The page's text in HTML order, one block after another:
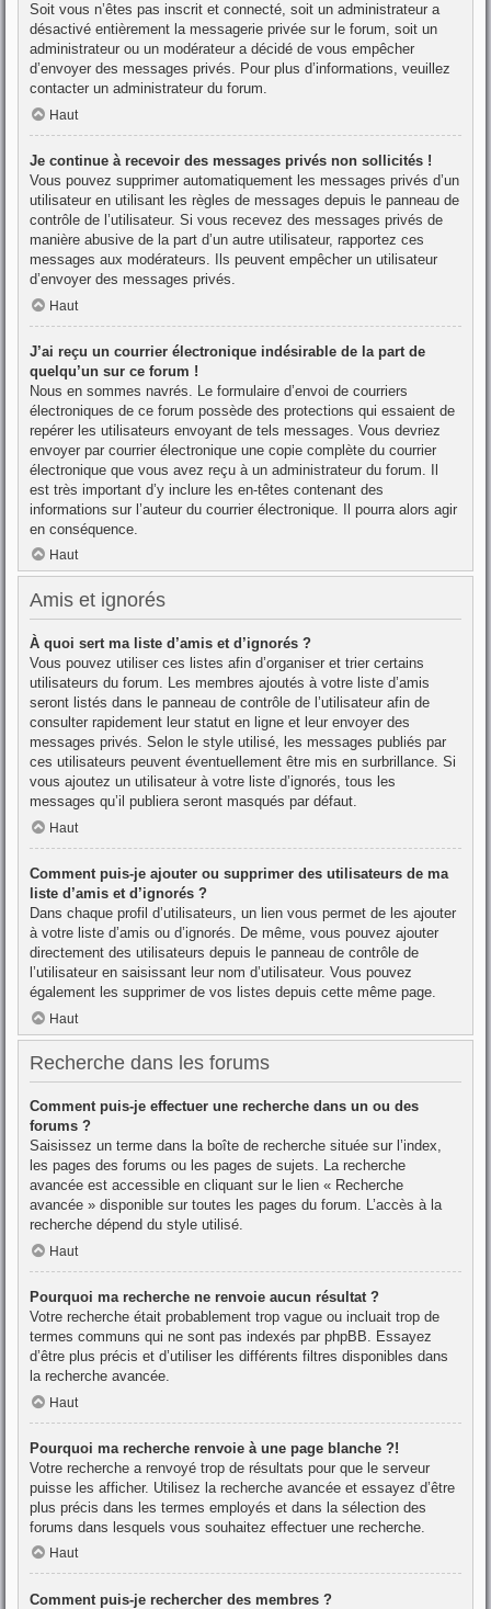
Soit vous n’êtes pas inscrit et connecté, soit un administrateur a
désactivé entièrement la messagerie privée sur le forum, soit un
administrateur ou un modérateur a décidé de vous empêcher
d’envoyer des messages privés. Pour plus d’informations, veuillez
contacter un administrateur du forum.
Haut
Je continue à recevoir des messages privés non sollicités !
Vous pouvez supprimer automatiquement les messages privés d’un
utilisateur en utilisant les règles de messages depuis le panneau de
contrôle de l’utilisateur. Si vous recevez des messages privés de
manière abusive de la part d’un autre utilisateur, rapportez ces
messages aux modérateurs. Ils peuvent empêcher un utilisateur
d’envoyer des messages privés.
Haut
J’ai reçu un courrier électronique indésirable de la part de
quelqu’un sur ce forum !
Nous en sommes navrés. Le formulaire d’envoi de courriers
électroniques de ce forum possède des protections qui essaient de
repérer les utilisateurs envoyant de tels messages. Vous devriez
envoyer par courrier électronique une copie complète du courrier
électronique que vous avez reçu à un administrateur du forum. Il
est très important d’y inclure les en-têtes contenant des
informations sur l’auteur du courrier électronique. Il pourra alors agir
en conséquence.
Haut
Amis et ignorés
À quoi sert ma liste d’amis et d’ignorés ?
Vous pouvez utiliser ces listes afin d’organiser et trier certains
utilisateurs du forum. Les membres ajoutés à votre liste d’amis
seront listés dans le panneau de contrôle de l’utilisateur afin de
consulter rapidement leur statut en ligne et leur envoyer des
messages privés. Selon le style utilisé, les messages publiés par
ces utilisateurs peuvent éventuellement être mis en surbrillance. Si
vous ajoutez un utilisateur à votre liste d’ignorés, tous les
messages qu’il publiera seront masqués par défaut.
Haut
Comment puis-je ajouter ou supprimer des utilisateurs de ma
liste d’amis et d’ignorés ?
Dans chaque profil d’utilisateurs, un lien vous permet de les ajouter
à votre liste d’amis ou d’ignorés. De même, vous pouvez ajouter
directement des utilisateurs depuis le panneau de contrôle de
l’utilisateur en saisissant leur nom d’utilisateur. Vous pouvez
également les supprimer de vos listes depuis cette même page.
Haut
Recherche dans les forums
Comment puis-je effectuer une recherche dans un ou des
forums ?
Saisissez un terme dans la boîte de recherche située sur l’index,
les pages des forums ou les pages de sujets. La recherche
avancée est accessible en cliquant sur le lien « Recherche
avancée » disponible sur toutes les pages du forum. L’accès à la
recherche dépend du style utilisé.
Haut
Pourquoi ma recherche ne renvoie aucun résultat ?
Votre recherche était probablement trop vague ou incluait trop de
termes communs qui ne sont pas indexés par phpBB. Essayez
d’être plus précis et d’utiliser les différents filtres disponibles dans
la recherche avancée.
Haut
Pourquoi ma recherche renvoie à une page blanche ?!
Votre recherche a renvoyé trop de résultats pour que le serveur
puisse les afficher. Utilisez la recherche avancée et essayez d’être
plus précis dans les termes employés et dans la sélection des
forums dans lesquels vous souhaitez effectuer une recherche.
Haut
Comment puis-je rechercher des membres ?